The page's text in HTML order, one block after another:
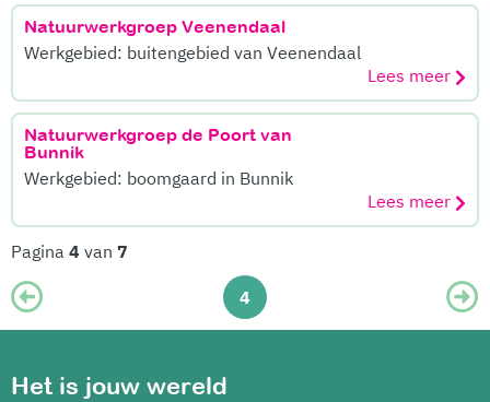
Natuurwerkgroep Veenendaal
Werkgebied: buitengebied van Veenendaal
Lees meer
Natuurwerkgroep de Poort van
Bunnik
Werkgebied: boomgaard in Bunnik
Lees meer
Pagina 4 van 7
4
Het is jouw wereld